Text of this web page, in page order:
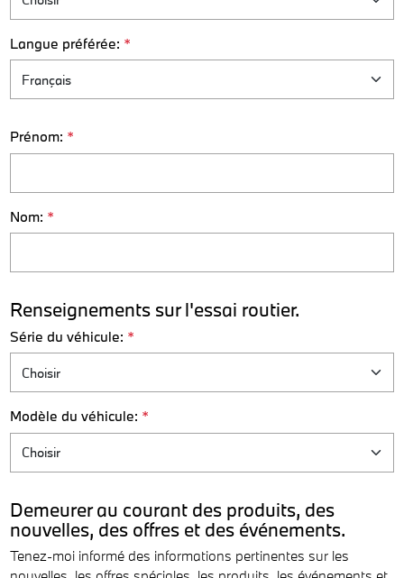
Langue préférée: *
Prénom: *
Nom: *
Renseignements sur l'essai routier.
Série du véhicule: *
Modèle du véhicule: *
Demeurer au courant des produits, des
nouvelles, des offres et des événements.
Tenez-moi informé des informations pertinentes sur les